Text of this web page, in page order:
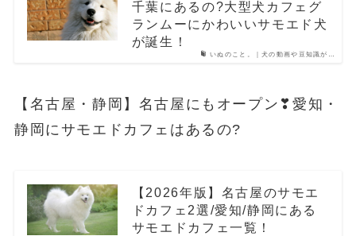
いぬのこと。｜犬の動画や豆知識が…
千葉にあるの?大型犬カフェグ
ランムーにかわいいサモエド犬
が誕生！
【名古屋・静岡】名古屋にもオープン❣愛知・
静岡にサモエドカフェはあるの?
【2026年版】名古屋のサモエ
ドカフェ2選/愛知/静岡にある
サモエドカフェ一覧！